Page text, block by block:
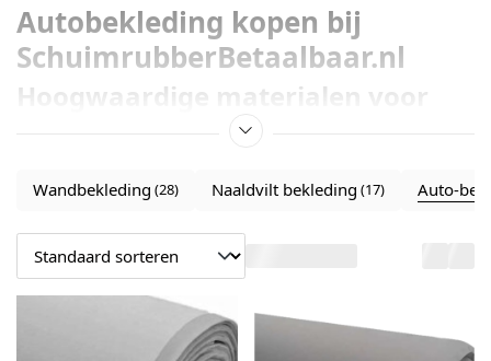
Autobekleding kopen bij
SchuimrubberBetaalbaar.nl
Hoogwaardige materialen voor
uw auto-interieur
SchuimrubberBetaalbaar.nlvindt u alles om uw
autostoelbekleding,wandbekleding
hemelbekledingvan topkwaliteit – geschikt voor
personenauto’s, oldtimers, campers en
Wandbekleding Naaldvilt bekleding Auto-